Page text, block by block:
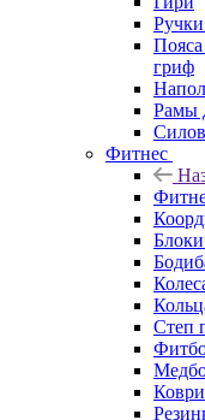
Пояса
гриф
Рамы
Фитнес
Степ